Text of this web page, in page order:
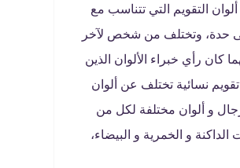
التقويم التي تتناسب مع
حدة، وتختلف من شخص لآخر
كان رأي خبراء الألوان الذين
نسائية تختلف عن ألوان
و ألوان مختلفة لكل من
و الخمرية و البيضاء،